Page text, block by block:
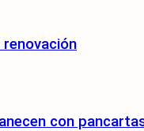
con